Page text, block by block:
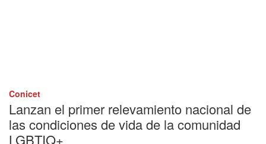
Conicet
Lanzan el primer relevamiento nacional de
las condiciones de vida de la comunidad
LGBTIQ+